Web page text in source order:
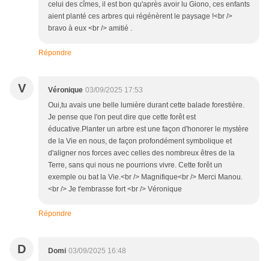
celui des cîmes, il est bon qu'après avoir lu Giono, ces enfants
aient planté ces arbres qui régénèrent le paysage !<br />
bravo à eux <br /> amitié .
Répondre
V Véronique 03/09/2025 17:53
Oui,tu avais une belle lumière durant cette balade forestière.
Je pense que l'on peut dire que cette forêt est
éducative.Planter un arbre est une façon d'honorer le mystère
de la Vie en nous, de façon profondément symbolique et
d'aligner nos forces avec celles des nombreux êtres de la
Terre, sans qui nous ne pourrions vivre. Cette forêt un
exemple ou bat la Vie.<br /> Magnifique<br /> Merci Manou.
<br /> Je t'embrasse fort <br /> Véronique
Répondre
D Domi 03/09/2025 16:48